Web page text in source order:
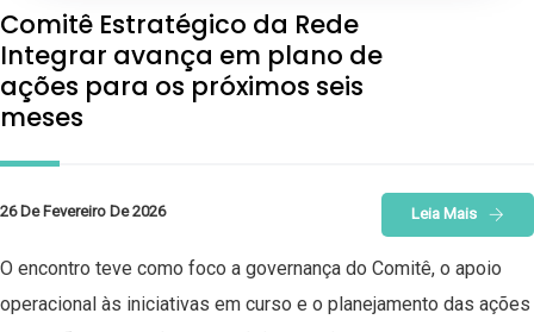
Comitê Estratégico da Rede
Integrar avança em plano de
ações para os próximos seis
meses
26 De Fevereiro De 2026 Leia Mais
O encontro teve como foco a governança do Comitê, o apoio
operacional às iniciativas em curso e o planejamento das ações